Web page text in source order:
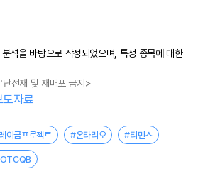
석을 바탕으로 작성되었으며, 특정 종목에 대한
전재 및 재배포 금지>
도자료
이금프로젝트 #온타리오 #티민스